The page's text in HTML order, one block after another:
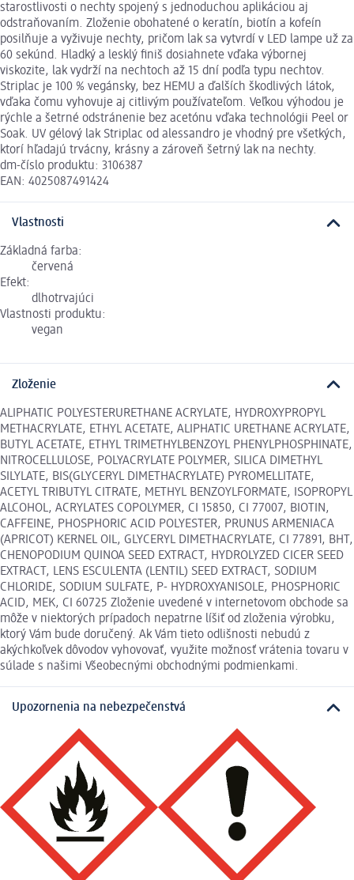
starostlivosti o nechty spojený s jednoduchou aplikáciou aj
odstraňovaním. Zloženie obohatené o keratín, biotín a kofeín
posilňuje a vyživuje nechty, pričom lak sa vytvrdí v LED lampe už za
60 sekúnd. Hladký a lesklý finiš dosiahnete vďaka výbornej
viskozite, lak vydrží na nechtoch až 15 dní podľa typu nechtov.
Striplac je 100 % vegánsky, bez HEMU a ďalších škodlivých látok,
vďaka čomu vyhovuje aj citlivým používateľom. Veľkou výhodou je
rýchle a šetrné odstránenie bez acetónu vďaka technológii Peel or
Soak. UV gélový lak Striplac od alessandro je vhodný pre všetkých,
ktorí hľadajú trvácny, krásny a zároveň šetrný lak na nechty.
dm-číslo produktu: 3106387
EAN: 4025087491424
Vlastnosti
Základná farba:
červená
Efekt:
dlhotrvajúci
Vlastnosti produktu:
vegan
Zloženie
ALIPHATIC POLYESTERURETHANE ACRYLATE, HYDROXYPROPYL
METHACRYLATE, ETHYL ACETATE, ALIPHATIC URETHANE ACRYLATE,
BUTYL ACETATE, ETHYL TRIMETHYLBENZOYL PHENYLPHOSPHINATE,
NITROCELLULOSE, POLYACRYLATE POLYMER, SILICA DIMETHYL
SILYLATE, BIS(GLYCERYL DIMETHACRYLATE) PYROMELLITATE,
ACETYL TRIBUTYL CITRATE, METHYL BENZOYLFORMATE, ISOPROPYL
ALCOHOL, ACRYLATES COPOLYMER, CI 15850, CI 77007, BIOTIN,
CAFFEINE, PHOSPHORIC ACID POLYESTER, PRUNUS ARMENIACA
(APRICOT) KERNEL OIL, GLYCERYL DIMETHACRYLATE, CI 77891, BHT,
CHENOPODIUM QUINOA SEED EXTRACT, HYDROLYZED CICER SEED
EXTRACT, LENS ESCULENTA (LENTIL) SEED EXTRACT, SODIUM
CHLORIDE, SODIUM SULFATE, P- HYDROXYANISOLE, PHOSPHORIC
ACID, MEK, CI 60725 Zloženie uvedené v internetovom obchode sa
môže v niektorých prípadoch nepatrne líšiť od zloženia výrobku,
ktorý Vám bude doručený. Ak Vám tieto odlišnosti nebudú z
akýchkoľvek dôvodov vyhovovať, využite možnosť vrátenia tovaru v
súlade s našimi Všeobecnými obchodnými podmienkami.
Upozornenia na nebezpečenstvá